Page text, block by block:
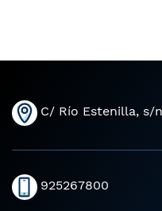
C/ Río Estenilla, s/
925267800